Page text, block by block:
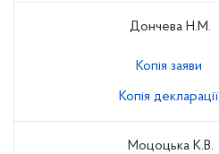
Дончева Н.М.
Копія заяви
Копія декларації
Моцоцька К.В.